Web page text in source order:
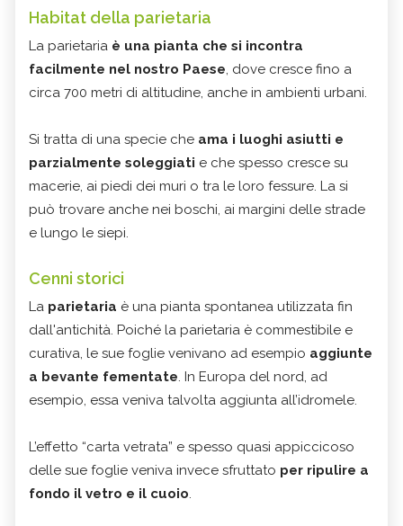
Habitat della parietaria
La parietaria è una pianta che si incontra
facilmente nel nostro Paese, dove cresce fino a
circa 700 metri di altitudine, anche in ambienti urbani.
Si tratta di una specie che ama i luoghi asiutti e
parzialmente soleggiati e che spesso cresce su
macerie, ai piedi dei muri o tra le loro fessure. La si
può trovare anche nei boschi, ai margini delle strade
e lungo le siepi.
Cenni storici
La parietaria è una pianta spontanea utilizzata fin
dall'antichità. Poiché la parietaria è commestibile e
curativa, le sue foglie venivano ad esempio aggiunte
a bevante fementate. In Europa del nord, ad
esempio, essa veniva talvolta aggiunta all’idromele.
L’effetto “carta vetrata” e spesso quasi appiccicoso
delle sue foglie veniva invece sfruttato per ripulire a
fondo il vetro e il cuoio.